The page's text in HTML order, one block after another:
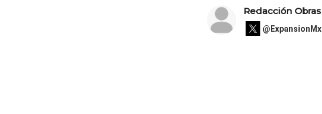
Redacción Obras
@ExpansionMx